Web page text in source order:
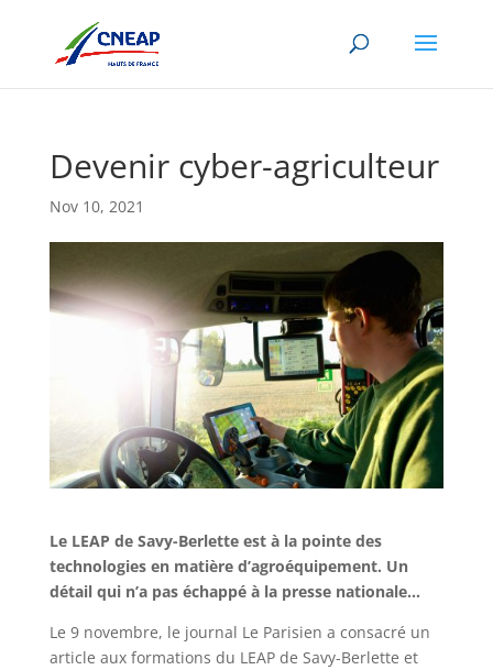
Devenir cyber-agriculteur
Nov 10, 2021
Le LEAP de Savy-Berlette est à la pointe des
technologies en matière d’agroéquipement. Un
détail qui n’a pas échappé à la presse nationale…
Le 9 novembre, le journal Le Parisien a consacré un
article aux formations du LEAP de Savy-Berlette et